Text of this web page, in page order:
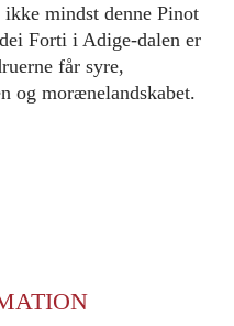
mindst denne Pinot
Forti i Adige-dalen er
får syre,
og morænelandskabet.